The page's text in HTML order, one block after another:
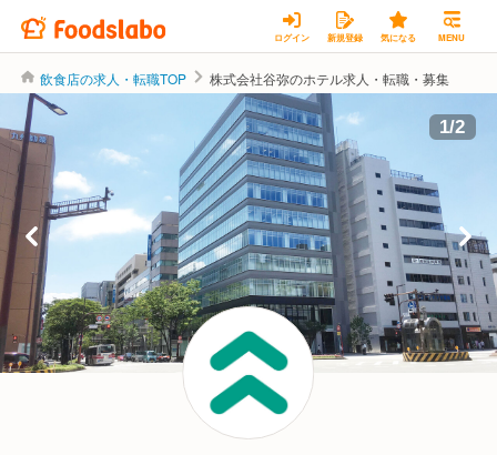
ログイン 新規登録 気になる MENU
飲食店の求人・転職TOP 株式会社谷弥のホテル求人・転職・募集
1/2